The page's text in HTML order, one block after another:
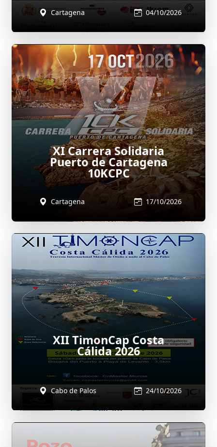
Cartagena 04/10/2026
XI Carrera Solidaria
Puerto de Cartagena
10KCPC
Cartagena 17/10/2026
XII TimonCap Costa
Cálida 2026
Cabo de Palos 24/10/2026